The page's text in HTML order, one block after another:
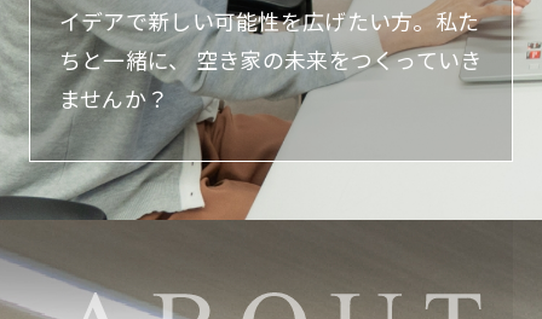
イデアで新しい可能性を広げたい方。私た
ちと一緒に、 空き家の未来をつくっていき
ませんか？